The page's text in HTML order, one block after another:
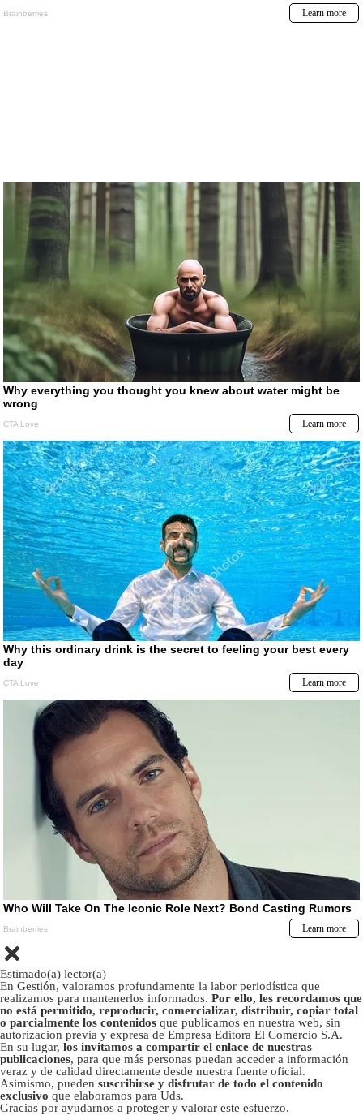
Estimado(a) lector(a)
En Gestión, valoramos profundamente la labor periodística que
realizamos para mantenerlos informados. Por ello, les recordamos que
no está permitido, reproducir, comercializar, distribuir, copiar total
o parcialmente los contenidos que publicamos en nuestra web, sin
autorizacion previa y expresa de Empresa Editora El Comercio S.A.
En su lugar, los invitamos a compartir el enlace de nuestras
publicaciones, para que más personas puedan acceder a información
veraz y de calidad directamente desde nuestra fuente oficial.
Asimismo, pueden suscribirse y disfrutar de todo el contenido
exclusivo que elaboramos para Uds.
Gracias por ayudarnos a proteger y valorar este esfuerzo.